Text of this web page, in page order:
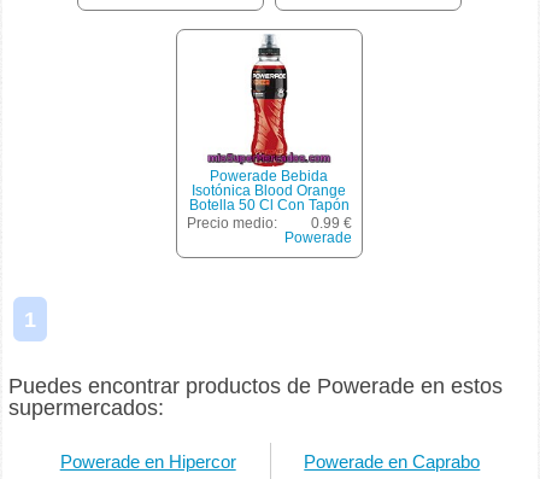
Powerade Bebida
Isotónica Blood Orange
Botella 50 Cl Con Tapón
Sport
Precio medio:
0.99 €
Powerade
1
Puedes encontrar productos de Powerade en estos
supermercados:
Powerade en Hipercor Powerade en Caprabo